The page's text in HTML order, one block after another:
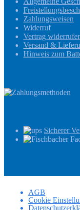
Zahlungsweisen
Widerruf
Vertrag
Versand &
Hinweis zum
Sicherer
AGB
Cookie